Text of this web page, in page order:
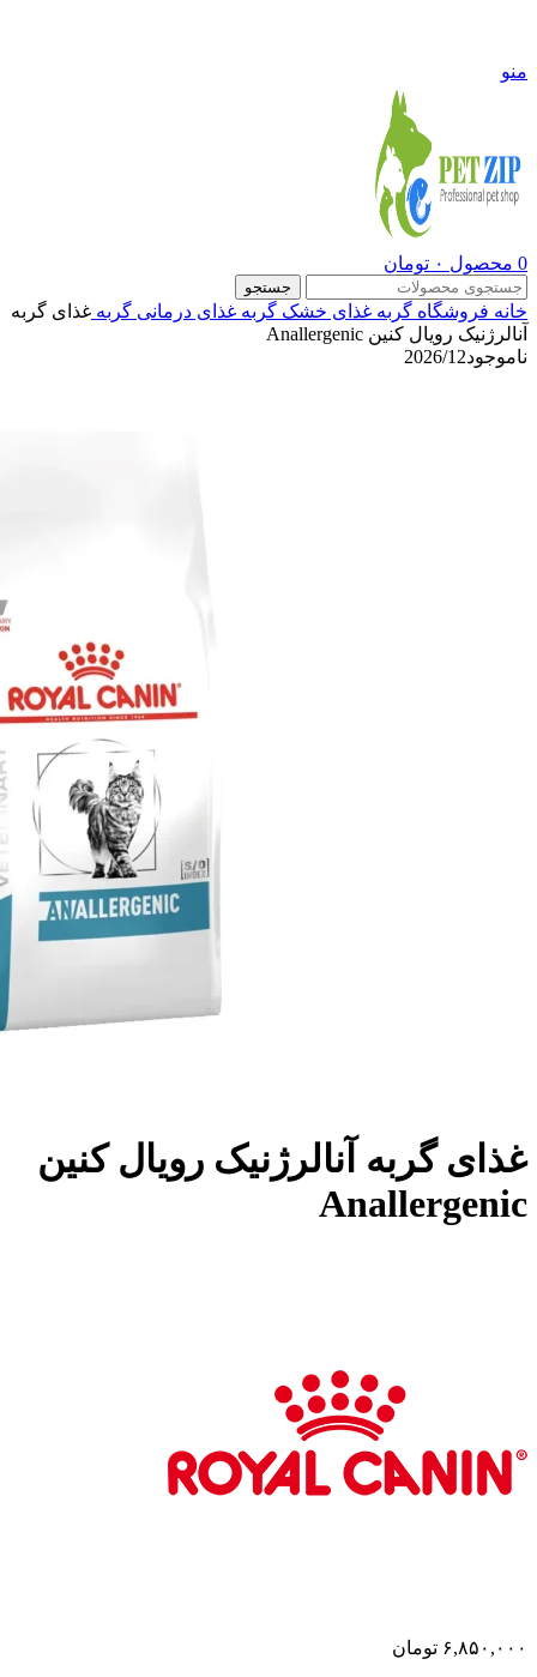
منو
0 محصول ۰ تومان
جستجو
خانه فروشگاه گربه غذای خشک گربه غذای درمانی گربه غذای گربه
آنالرژنیک رویال کنین Anallergenic
ناموجود2026/12
غذای گربه آنالرژنیک رویال کنین
Anallergenic
۶,۸۵۰,۰۰۰ تومان